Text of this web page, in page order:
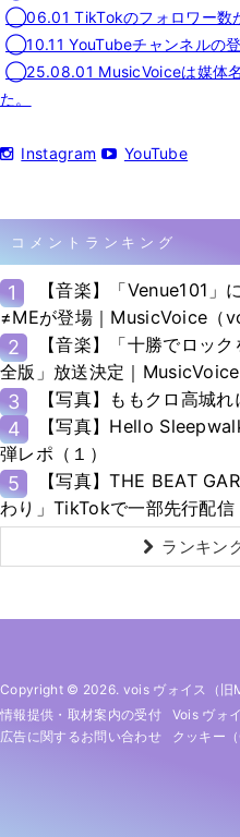
◯06.01 TikTokのフォロワー数
◯10.11 YouTubeチャンネルの
◯25.08.01 MusicVoiceは媒体
た。
Instagram YouTube
コメントランキング
1
【音楽】「Venue101」
≠MEが登場｜MusicVoice（
2
【音楽】「十勝でロッ
全版」放送決定｜
3 【写真】ももクロ高城
4
【写真】Hello
弾レポ（１）
5
【写真】THE BEAT
わり」TikTokで一部先行配信
ランキン
Copyright © 2026. vois ヴォイス（旧
情報提供・取材案内の受付
Vois ヴォ
広告に関するお問い合わせ
クッキー